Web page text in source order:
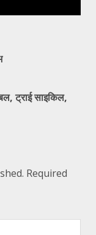
ट्राई साइकिल,
Required